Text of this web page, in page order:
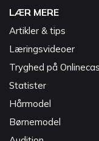
LÆR MERE
Artikler & tips
Læringsvideoer
Tryghed på
Statister
Hårmodel
Børnemodel